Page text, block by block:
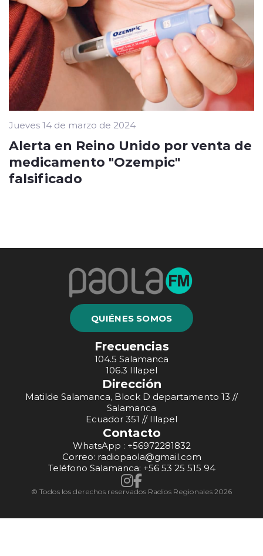
Jueves 14 de marzo de 2024
Alerta en Reino Unido por venta de
medicamento "Ozempic"
falsificado
QUIÉNES SOMOS
Frecuencias
104.5 Salamanca
106.3 Illapel
Dirección
Matilde Salamanca, Block D departamento 13 //
Salamanca
Ecuador 351 // Illapel
Contacto
WhatsApp : +56972281832
Correo: radiopaola@gmail.com
Teléfono Salamanca: +56 53 25 515 94
© Todos los derechos reservados Radios Regionales 2026